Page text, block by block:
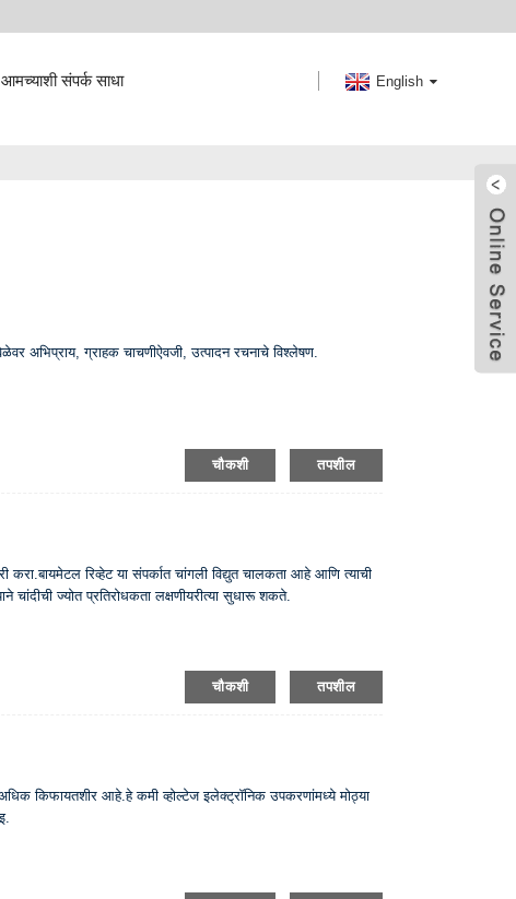
आमच्याशी संपर्क साधा English
अभिप्राय, ग्राहक चाचणीऐवजी, उत्पादन रचनाचे विश्लेषण.
चौकशी तपशील
करा.बायमेटल रिव्हेट या संपर्कात चांगली विद्युत चालकता आहे आणि त्याची
चांदीची ज्योत प्रतिरोधकता लक्षणीयरीत्या सुधारू शकते.
चौकशी तपशील
किफायतशीर आहे.हे कमी व्होल्टेज इलेक्ट्रॉनिक उपकरणांमध्ये मोठ्या